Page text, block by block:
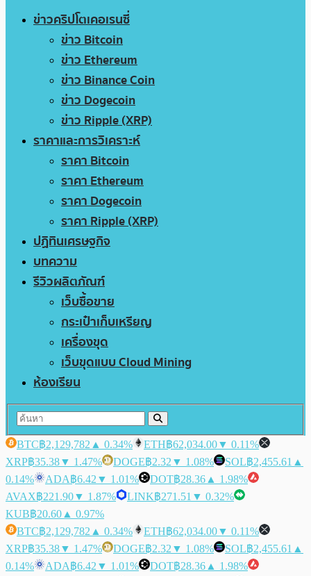
ข่าวคริปโตเคอเรนซี่
ข่าว Bitcoin
ข่าว Ethereum
ข่าว Binance Coin
ข่าว Dogecoin
ข่าว Ripple (XRP)
ราคาและการวิเคราะห์
ราคา Bitcoin
ราคา Ethereum
ราคา Dogecoin
ราคา Ripple (XRP)
ปฏิทินเศรษฐกิจ
บทความ
รีวิวผลิตภัณฑ์
เว็บซื้อขาย
กระเป๋าเก็บเหรียญ
เครื่องขุด
เว็บขุดแบบ Cloud Mining
ห้องเรียน
BTC฿2,129,782 ▲ 0.34% ETH฿62,034.00▼ 0.11%
XRP฿35.38▼ 1.47% DOGE฿2.32 ▼ 1.08% SOL฿2,455.61 ▲
0.14%
ADA฿6.42 ▼ 1.01% DOT฿28.36 ▲ 1.98%
AVAX฿221.90▼ 1.87% LINK฿271.51 ▼ 0.32%
KUB฿20.60 ▲ 0.97%
BTC฿2,129,782 ▲ 0.34% ETH฿62,034.00▼ 0.11%
XRP฿35.38▼ 1.47% DOGE฿2.32 ▼ 1.08% SOL฿2,455.61 ▲
0.14%
ADA฿6.42 ▼ 1.01% DOT฿28.36 ▲ 1.98%